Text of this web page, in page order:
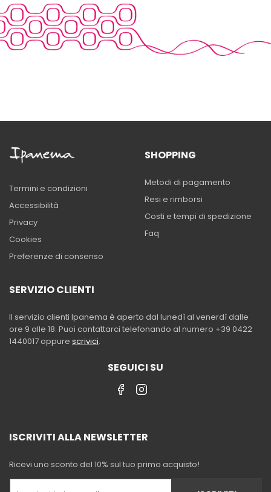
Termini e condizioni
Accessibilità
Privacy
Cookies
Preferenze di consenso
SHOPPING
Metodi di pagamento
Resi e rimborsi
Costi e tempi di spedizione
Faq
SERVIZIO CLIENTI
Il servizio clienti Ipanema è aperto dal lunedì al venerdì dalle
ore 9 alle 18. Puoi contattarci telefonando al numero +39 0422
1440017 oppure scrivici.
SEGUICI SU
ISCRIVITI ALLA NEWSLETTER
Ricevi uno sconto del 10% sul tuo primo acquisto!